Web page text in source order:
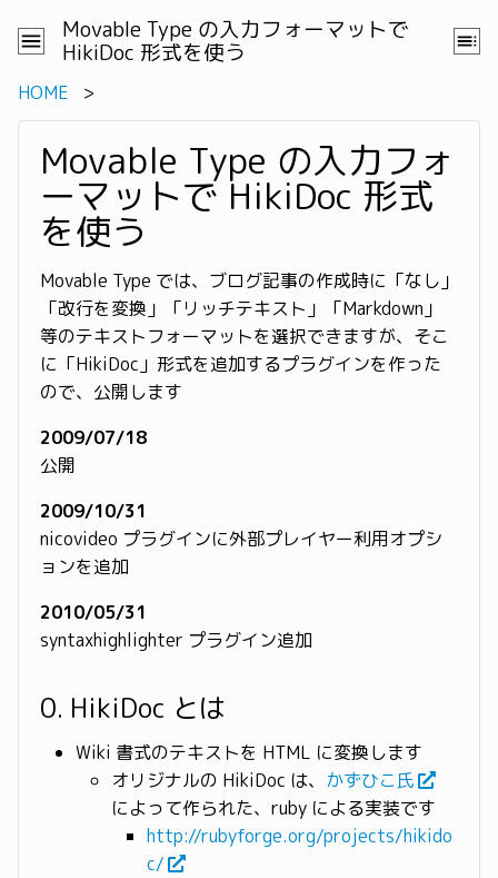
Movable Type の入力フォーマットで
HikiDoc 形式を使う
HOME
Movable Type の入力フォ
ーマットで HikiDoc 形式
を使う
Movable Type では、ブログ記事の作成時に「なし」
「改行を変換」「リッチテキスト」「Markdown」
等のテキストフォーマットを選択できますが、そこ
に「HikiDoc」形式を追加するプラグインを作った
ので、公開します
2009/07/18
公開
2009/10/31
nicovideo プラグインに外部プレイヤー利用オプシ
ョンを追加
2010/05/31
syntaxhighlighter プラグイン追加
0. HikiDoc とは
Wiki 書式のテキストを HTML に変換します
オリジナルの HikiDoc は、 かずひこ氏
によって作られた、ruby による実装です
http://rubyforge.org/projects/hikido
c/